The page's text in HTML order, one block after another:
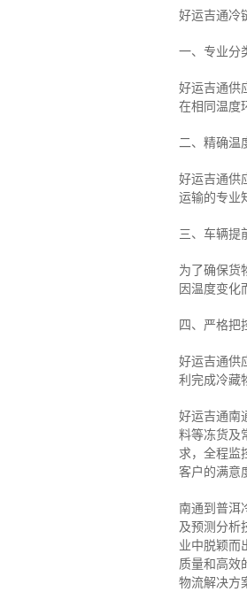
好运吉通冷
一、专业分
好运吉通供
在相同温度
二、 精确温
好运吉通供
运输的专业
三、车辆提
为了确保货
因温度变化
四、严格把
好运吉通供
利完成冷藏
好运吉通南
料等冻货及
求，全程监
客户的满意
南通到普洱
及预测分析
业中脱颖而
质量和高效
物流解决方